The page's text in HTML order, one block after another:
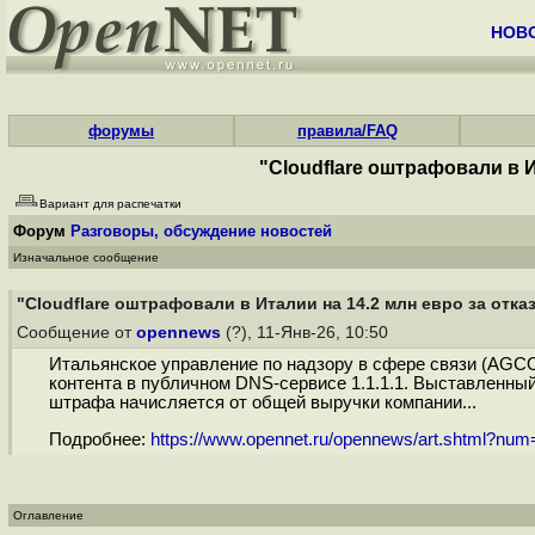
форумы правила/FAQ
"Cloudflare оштрафовали в
Вариант для распечатки
Форум Разговоры, обсуждение новостей
Изначальное сообщение
"Cloudflare оштрафовали в Италии на 14.2 млн евро за
Сообщение от opennews (?), 11-Янв-26, 10:50
Итальянское управление по надзору в сфере связи
контента в публичном DNS-сервисе 1.1.1.1.
штрафа начисляется от общей выручки компании...
Подробнее: https://www.opennet.ru/opennews/
Оглавление